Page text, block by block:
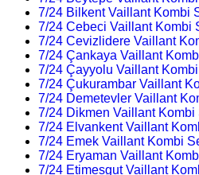
7/24 Bilkent Vaillant Kombi
7/24 Cebeci Vaillant Kombi
7/24 Cevizlidere Vaillant
7/24 Çankaya Vaillant
7/24 Çayyolu Vaillant
7/24 Çukurambar Vaillant
7/24 Demetevler Vaillant
7/24 Dikmen Vaillant Kombi
7/24 Elvankent Vaillant
7/24 Emek Vaillant Kombi
7/24 Eryaman Vaillant
7/24 Etimesgut Vaillant